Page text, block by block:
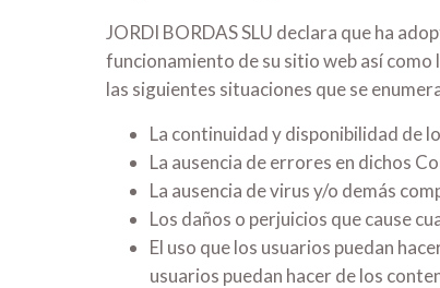
JORDI BORDAS SLU declara que ha
funcionamiento de su sitio web así como
las siguientes situaciones que se
La continuidad y disponibilidad de
La ausencia de errores en dichos
La ausencia de virus y/o demás
Los daños o perjuicios que cause
El uso que los usuarios puedan
usuarios puedan hacer de los